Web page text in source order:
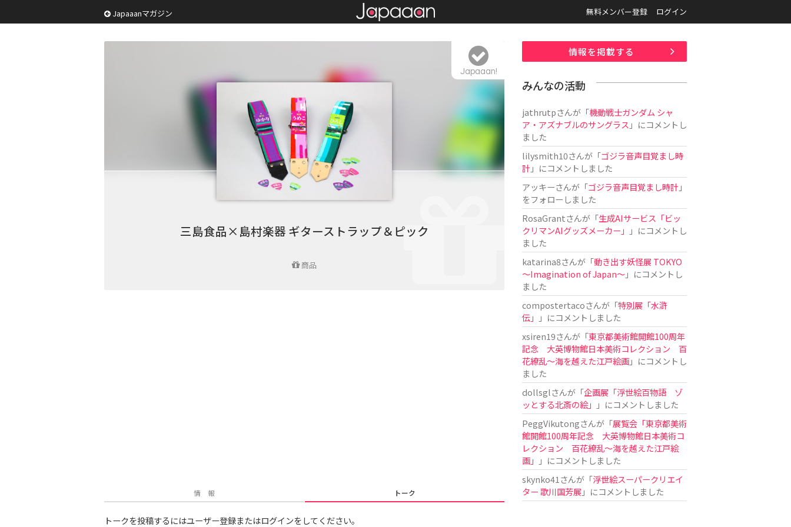
Japaaanマガジン 無料メンバー登録 ログイン
三島食品×島村楽器 ギターストラップ＆ピック
商品
Japaaan!
情 報 トーク
トークを投稿するにはユーザー登録またはログインをしてください。
情報を掲載する
みんなの活動
jathrutpさんが「機動戦士ガンダム シャ
ア・アズナブルのサングラス 」にコメントし
ました
lilysmith10さんが「ゴジラ音声目覚まし時
計」にコメントしました
アッキーさんが「ゴジラ音声目覚まし時計」
をフォローしました
RosaGrantさんが「生成AIサービス「ビッ
クリマンAIグッズメーカー」
」にコメントし
ました
katarina8さんが「動き出す妖怪展 TOKYO
〜Imagination of Japan〜」にコメントし
ました
compostertacoさんが「特別展「水滸
伝」
」にコメントしました
xsiren19さんが「東京都美術館開館100周年
記念 大英博物館日本美術コレクション 百
花繚乱～海を越えた江戸絵画」にコメントし
ました
dollsglさんが「企画展「浮世絵百物語 ゾ
ッとする北斎の絵」
」にコメントしました
PeggVikutongさんが「展覧会「東京都美術
館開館100周年記念 大英博物館日本美術コ
レクション 百花繚乱〜海を越えた江戸絵
画」
」にコメントしました
skynko41 さんが「浮世絵スーパークリエイ
ター 歌川国芳展 」にコメントしました